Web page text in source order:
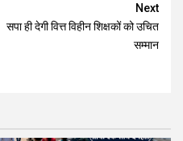
Next
सपा ही देगी वित्त विहीन शिक्षकों को उचित
सम्मान